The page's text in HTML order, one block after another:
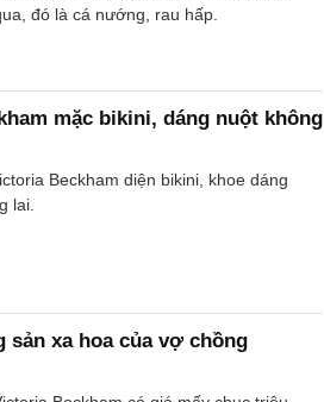
đó là cá nướng, rau hấp.
mặc bikini, dáng nuột không
Beckham diện bikini, khoe dáng
lai.
xa hoa của vợ chồng